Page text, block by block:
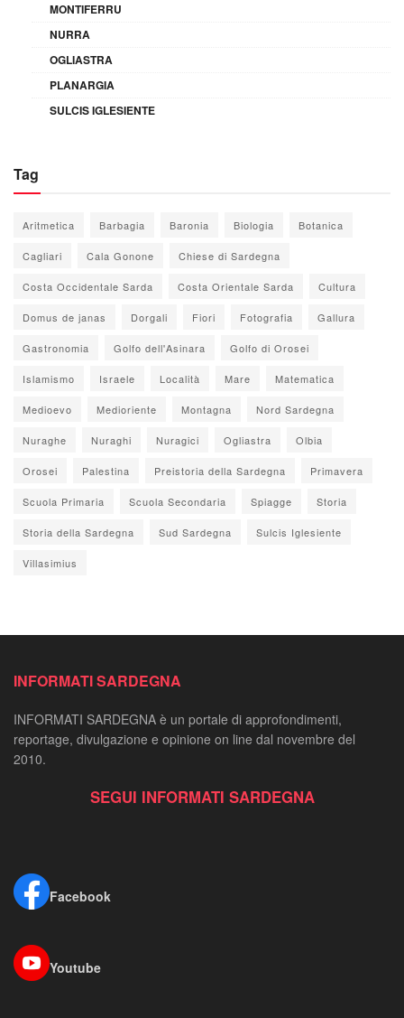
MONTIFERRU
NURRA
OGLIASTRA
PLANARGIA
SULCIS IGLESIENTE
Tag
Aritmetica Barbagia Baronia Biologia Botanica
Cagliari Cala Gonone Chiese di Sardegna
Costa Occidentale Sarda Costa Orientale Sarda Cultura
Domus de janas Dorgali Fiori Fotografia Gallura
Gastronomia Golfo dell'Asinara Golfo di Orosei
Islamismo Israele Località Mare Matematica
Medioevo Medioriente Montagna Nord Sardegna
Nuraghe Nuraghi Nuragici Ogliastra Olbia
Orosei Palestina Preistoria della Sardegna Primavera
Scuola Primaria Scuola Secondaria Spiagge Storia
Storia della Sardegna Sud Sardegna Sulcis Iglesiente
Villasimius
INFORMATI SARDEGNA
INFORMATI SARDEGNA è un portale di approfondimenti,
reportage, divulgazione e opinione on line dal novembre del
2010.
SEGUI INFORMATI SARDEGNA
Facebook
Youtube